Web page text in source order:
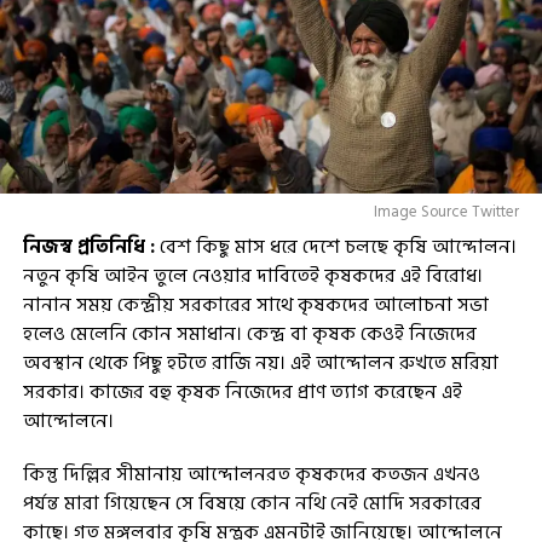
Image Source Twitter
নিজস্ব প্রতিনিধি :বেশ কিছু মাস ধরে দেশে চলছে কৃষি আন্দোলন।
নতুন কৃষি আইন তুলে নেওয়ার দাবিতেই কৃষকদের এই বিরোধ।
নানান সময় কেন্দ্রীয় সরকারের সাথে কৃষকদের আলোচনা সভা
হলেও মেলেনি কোন সমাধান। কেন্দ্র বা কৃষক কেওই নিজেদের
অবস্থান থেকে পিছু হটতে রাজি নয়। এই আন্দোলন রুখতে মরিয়া
সরকার। কাজের বহু কৃষক নিজেদের প্রাণ ত্যাগ করেছেন এই
আন্দোলনে।
কিন্তু দিল্লির সীমানায় আন্দোলনরত কৃষকদের কতজন এখনও
পর্যন্ত মারা গিয়েছেন সে বিষয়ে কোন নথি নেই মোদি সরকারের
কাছে। গত মঙ্গলবার কৃষি মন্ত্রক এমনটাই জানিয়েছে। আন্দোলনে